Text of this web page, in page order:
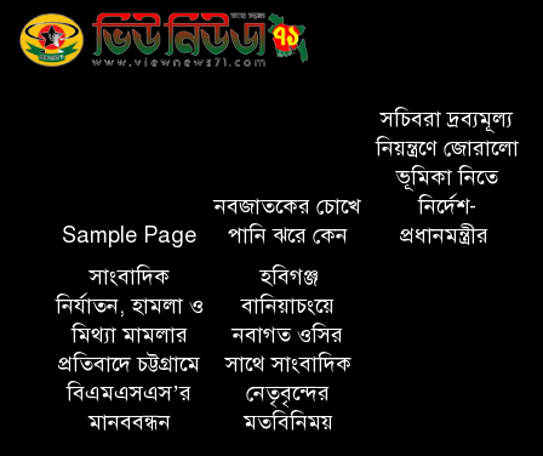
নিহত ৯, পরিবারকে আর্থিক সহযোগিতা
‘জাতীয় প্রবাসী দিবস’ উদযাপনের
লক্ষ্যে আন্তঃমন্ত্রণালয় সভা অনুষ্ঠিত
সিলেট ইসলামিক ফাউন্ডেশনে
জুলাই গণঅভ্যুত্থান দিবস ২০২৬
উপলক্ষ্যে আলোচনা সভা ও দু’আ
মাহফিল
পরিবেশ রক্ষায় ব্যক্তিগত উদ্যোগ
সমাজের জন্য অনুকরণীয় মডেল-
বিভাগীয় কমিশনার
Sample Page
নবজাতকের চোখে
পানি ঝরে কেন
সচিবরা দ্রব্যমূল্য
নিয়ন্ত্রণে জোরালো
ভূমিকা নিতে
নির্দেশ-
প্রধানমন্ত্রীর
সাংবাদিক
নির্যাতন, হামলা ও
মিথ্যা মামলার
প্রতিবাদে চট্টগ্রামে
বিএমএসএস’র
মানববন্ধন
হবিগঞ্জ
বানিয়াচংয়ে
নবাগত ওসির
সাথে সাংবাদিক
নেতৃবৃন্দের
মতবিনিময়